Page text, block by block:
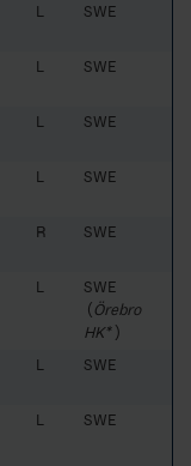
L SWE
L SWE
L SWE
L SWE
R SWE
L
SWE
(Örebro
HK*)
L SWE
L SWE